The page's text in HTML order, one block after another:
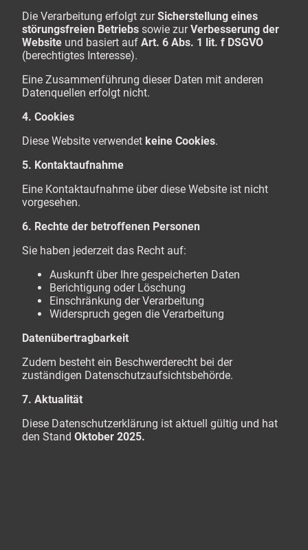
Die Verarbeitung erfolgt zurSicherstellung eines
störungsfreien Betriebs sowie zurVerbesserung der
Website und basiert auf Art. 6 Abs. 1 lit. f DSGVO
(berechtigtes Interesse).
Eine Zusammenführung dieser Daten mit anderen
Datenquellen erfolgt nicht.
4. Cookies
Diese Website verwendet keine Cookies.
5. Kontaktaufnahme
Eine Kontaktaufnahme über diese Website ist nicht
vorgesehen.
6. Rechte der betroffenen Personen
Sie haben jederzeit das Recht auf:
Auskunft über Ihre gespeicherten Daten
Berichtigung oder Löschung
Einschränkung der Verarbeitung
Widerspruch gegen die Verarbeitung
Datenübertragbarkeit
Zudem besteht ein Beschwerderecht bei der
zuständigen Datenschutzaufsichtsbehörde.
7. Aktualität
Diese Datenschutzerklärung ist aktuell gültig und hat
den Stand Oktober 2025.